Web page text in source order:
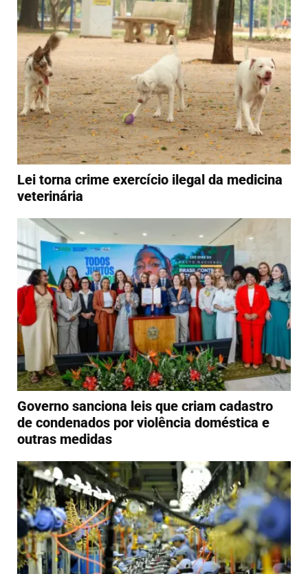
Lei torna crime exercício ilegal da medicina
veterinária
Governo sanciona leis que criam cadastro
de condenados por violência doméstica e
outras medidas